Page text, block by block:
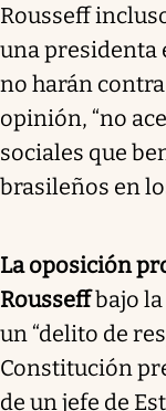
Rousseff
una presidenta
no harán
opinión, “no
sociales que
brasileños en
La oposición
Rousseffbajo
un “delito de
Constitución
de un jefe de